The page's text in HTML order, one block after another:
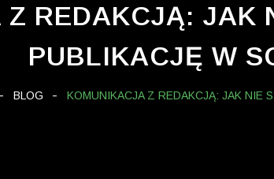
REDAKCJĄ: JAK
PUBLIKACJĘ W
BLOG KOMUNIKACJA Z REDAKCJĄ: JAK NIE